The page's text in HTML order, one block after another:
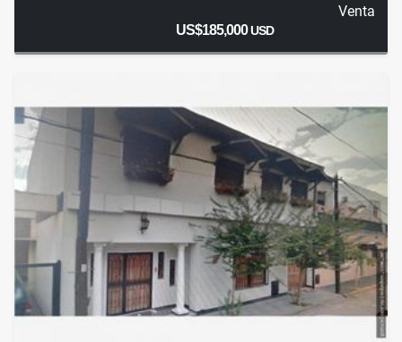
Venta
US$185,000USD